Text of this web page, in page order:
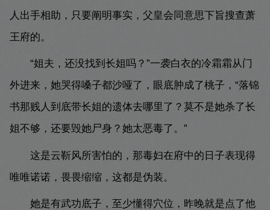
人出手相助，只要阐明事实，父皇会同意思下旨搜查萧
王府的。
“姐夫，还没找到长姐吗？”一袭白衣的冷霜霜从门
外进来，她哭得嗓子都沙哑了，眼底肿成了桃子，“落锦
书那贱人到底带长姐的遗体去哪里了？莫不是她杀了长
姐不够，还要毁她尸身？她太恶毒了。”
这是云靳风所害怕的，那毒妇在府中的日子表现得
唯唯诺诺，畏畏缩缩，这都是伪装。
她是有武功底子，至少懂得穴位，昨晚就是点了他